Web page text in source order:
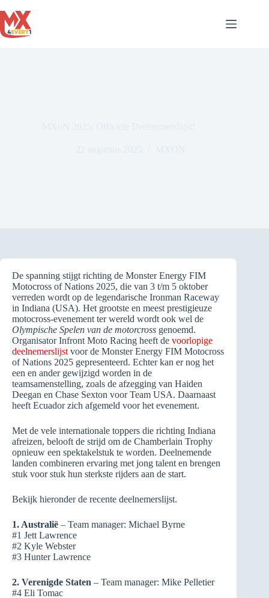
naar
de
inhoud
De spanning stijgt richting de Monster Energy FIM
Motocross of Nations 2025, die van 3 t/m 5 oktober
verreden wordt op de legendarische Ironman Raceway
in Indiana (USA). Het grootste en meest prestigieuze
motocross-evenement ter wereld wordt ook wel de
Olympische Spelen van de motorcross genoemd.
Organisator Infront Moto Racing heeft de voorlopige
deelnemerslijst voor de Monster Energy FIM Motocross
of Nations 2025 gepresenteerd. Echter kan er nog het
een en ander gewijzigd worden in de
teamsamenstelling, zoals de afzegging van Haiden
Deegan en Chase Sexton voor Team USA. Daarnaast
heeft Ecuador zich afgemeld voor het evenement.
Met de vele internationale toppers die richting Indiana
afreizen, belooft de strijd om de Chamberlain Trophy
opnieuw een spektakelstuk te worden. Deelnemende
landen combineren ervaring met jong talent en brengen
stuk voor stuk hun sterkste rijders aan de start.
Bekijk hieronder de recente deelnemerslijst.
1. Australië – Team manager: Michael Byrne
#1 Jett Lawrence
#2 Kyle Webster
#3 Hunter Lawrence
2. Verenigde Staten – Team manager: Mike Pelletier
#4 Eli Tomac